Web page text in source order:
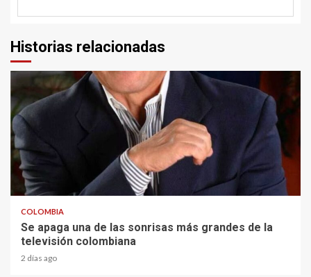
Historias relacionadas
1 min read
COLOMBIA
Se apaga una de las sonrisas más grandes de la
televisión colombiana
2 días ago